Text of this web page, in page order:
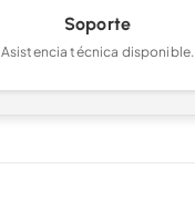
Soporte
Asistencia técnica disponible.